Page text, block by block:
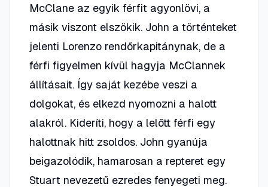
McClane az egyik férfit agyonlövi, a
másik viszont elszökik. John a történteket
jelenti Lorenzo rendőrkapitánynak, de a
férfi figyelmen kívül hagyja McClannek
állításait. Így saját kezébe veszi a
dolgokat, és elkezd nyomozni a halott
alakról. Kideríti, hogy a lelőtt férfi egy
halottnak hitt zsoldos. John gyanúja
beigazolódik, hamarosan a repteret egy
Stuart nevezetű ezredes fenyegeti meg.